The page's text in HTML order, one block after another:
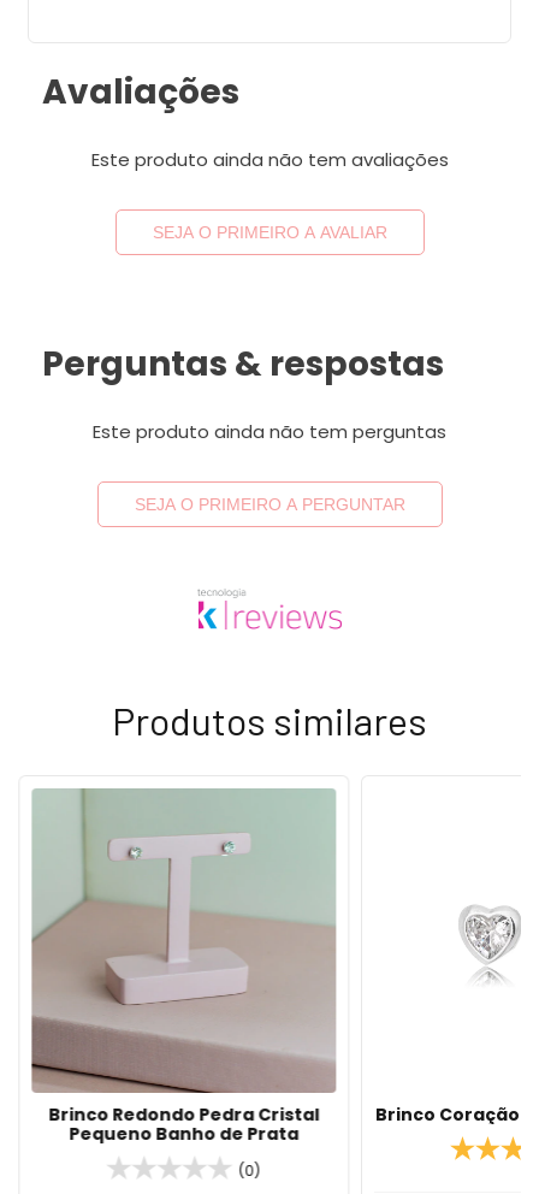
Avaliações
Este produto ainda não tem avaliações
SEJA O PRIMEIRO A AVALIAR
Perguntas & respostas
Este produto ainda não tem perguntas
SEJA O PRIMEIRO A PERGUNTAR
Produtos similares
Brinco Redondo Pedra Cristal
Pequeno Banho de Prata
(0)
Brinco Coração